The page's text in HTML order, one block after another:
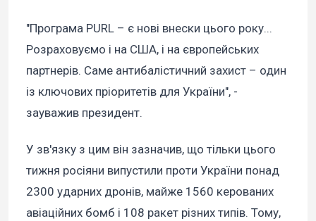
"Програма PURL – є нові внески цього року...
Розраховуємо і на США, і на європейських
партнерів. Саме антибалістичний захист – один
із ключових пріоритетів для України", -
зауважив президент.
У зв'язку з цим він зазначив, що тільки цього
тижня росіяни випустили проти України понад
2300 ударних дронів, майже 1560 керованих
авіаційних бомб і 108 ракет різних типів. Тому,